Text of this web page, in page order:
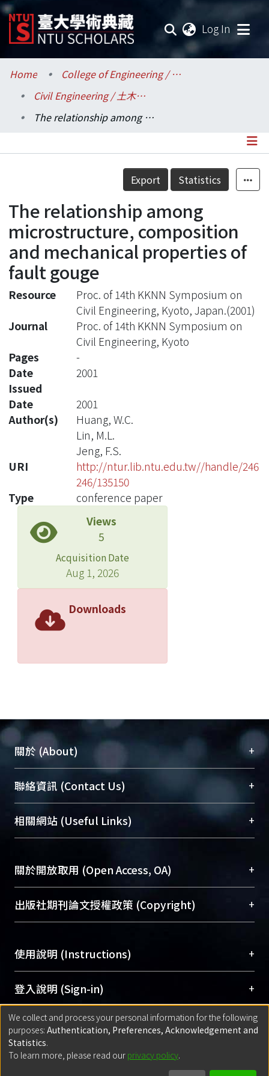
Log In
Communities & Collections
Research Outputs
Statistics
Home
College of Engineering / 工學院
Civil Engineering / 土木工程學系
The relationship among microstructure, composition and mechanical properties of fault gouge
Details
Export Statistics
The relationship among
microstructure, composition
and mechanical properties of
fault gouge
Resource
Proc. of 14th KKNN Symposium on
Civil Engineering, Kyoto, Japan.(2001)
Journal
Proc. of 14th KKNN Symposium on
Civil Engineering, Kyoto
Pages
-
Date
Issued
2001
Date
2001
Author(s)
Huang, W.C.
Lin, M.L.
Jeng, F.S.
URI
http://ntur.lib.ntu.edu.tw//handle/246
246/135150
Type
conference paper
Views
5
Acquisition Date
Aug 1, 2026
Downloads
關於 (About) +
臺大位居世界頂尖大學之列，為永久珍藏及向國際
展現本校豐碩的研究成果及學術能量，圖書館整合
機構典藏（NTUR）與學術庫（AH）不同功能平
台，成為臺大學術典藏NTU scholars。期能整合研
成果。
To permanently archive and promote researcher
profiles and scholarly works, Library integrates the
services of “NTU Repository” with “Academic
聯絡資訊 (Contact Us) +
總館學科館員(Main Library)
醫學圖書館學科館員(Medical Library)
Sciences Library)
相關網站 (Useful Links) +
關於開放取用 (Open Access, OA) +
開放取用是從使用者角度提升資訊取用性的社會運
動，應用在學術研究上是透過將研究著作公開供使
用逐年攀升。同時可加速研究發展、提升研究影響
Archive）平台。 （點選深入了解OA）
出版社期刊論文授權政策 (Copyright) +
含部分內容的版權非匯入者所有，或由第三方贊
助與合作完成，請確認該版權所有者及第三方同
意提供此授權。
Please represent that the submission is your
original work, and that you have the right to
grant the rights to upload.
若欲上傳已出版的全文電子檔，可使用
網站查詢，以確認出版單位之版權
使用說明 (Instructions) +
網站簡介(Quickstart Guide)
使用手冊(Instruction Manual)
線上預約服務(Booking Service)
登入說明 (Sign-in) +
方案一：臺灣大學計算機中心帳號登入
(With C&INC Email Account)
方案二：ORCID帳號登入(With ORCID)
匯入著作 (Submission) +
方案一：定期更新ORCID者，以ID匯入
We collect and process your personal information for the following
purposes: Authentication, Preferences, Acknowledgement and
Statistics.
To learn more, please read our privacy policy.